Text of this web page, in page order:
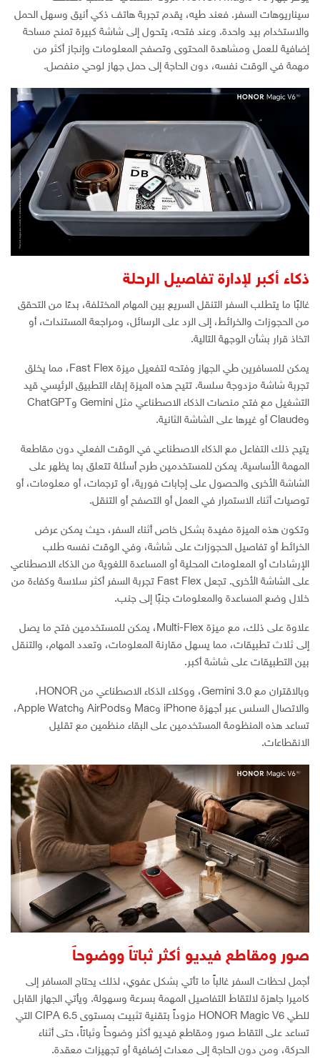
سيناريوهات السفر. فعند طيه، يقدم تجربة هاتف ذكي أنيق وسهل الحمل
والاستخدام بيد واحدة. وعند فتحه، يتحول إلى شاشة كبيرة تمنح مساحة
إضافية للعمل ومشاهدة المحتوى وتصفح المعلومات وإنجاز أكثر من
مهمة في الوقت نفسه، دون الحاجة إلى حمل جهاز لوحي منفصل.
ذكاء أكبر لإدارة تفاصيل الرحلة
غالبًا ما يتطلب السفر التنقل السريع بين المهام المختلفة، بدءًا من التحقق
من الحجوزات والخرائط، إلى الرد على الرسائل، ومراجعة المستندات، أو
اتخاذ قرار بشأن الوجهة التالية.
يمكن للمسافرين طي الجهاز وفتحه لتفعيل ميزة Fast Flex، مما يخلق
تجربة شاشة مزدوجة سلسة. تتيح هذه الميزة إبقاء التطبيق الرئيسي قيد
التشغيل مع فتح منصات الذكاء الاصطناعي مثل Gemini وChatGPT
وClaude أو غيرها على الشاشة الثانية.
يتيح ذلك التفاعل مع الذكاء الاصطناعي في الوقت الفعلي دون مقاطعة
المهمة الأساسية. يمكن للمستخدمين طرح أسئلة تتعلق بما يظهر على
الشاشة الأخرى والحصول على إجابات فورية، أو ترجمات، أو معلومات، أو
توصيات أثناء الاستمرار في العمل أو التصفح أو التنقل.
وتكون هذه الميزة مفيدة بشكل خاص أثناء السفر، حيث يمكن عرض
الخرائط أو تفاصيل الحجوزات على شاشة، وفي الوقت نفسه طلب
الإرشادات أو المعلومات المحلية أو المساعدة اللغوية من الذكاء الاصطناعي
على الشاشة الأخرى. تجعل Fast Flex تجربة السفر أكثر سلاسة وكفاءة من
خلال وضع المساعدة والمعلومات جنبًا إلى جنب.
علاوة على ذلك، مع ميزة Multi-Flex، يمكن للمستخدمين فتح ما يصل
إلى ثلاث تطبيقات، مما يسهل مقارنة المعلومات، وتعدد المهام، والتنقل
بين التطبيقات على شاشة أكبر.
وبالاقتران مع Gemini 3.0، ووكلاء الذكاء الاصطناعي من HONOR،
والاتصال السلس عبر أجهزة iPhone وMac وAirPods وApple Watch،
تساعد هذه المنظومة المستخدمين على البقاء منظمين مع تقليل
الانقطاعات.
صور ومقاطع فيديو أكثر ثباتاً ووضوحاً
أجمل لحظات السفر غالباً ما تأتي بشكل عفوي، لذلك يحتاج المسافر إلى
كاميرا جاهزة لالتقاط التفاصيل المهمة بسرعة وسهولة. ويأتي الجهاز القابل
للطي HONOR Magic V6 مزوداً بتقنية تثبيت بمستوى CIPA 6.5 التي
تساعد على التقاط صور ومقاطع فيديو أكثر وضوحاً وثباتاً، حتى أثناء
الحركة، ومن دون الحاجة إلى معدات إضافية أو تجهيزات معقدة.